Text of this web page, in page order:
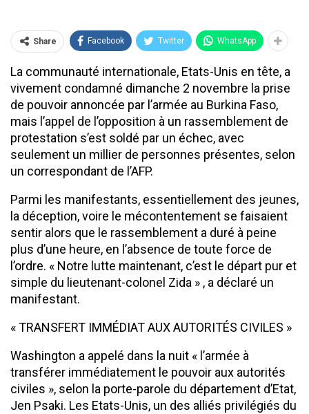
Share Facebook Twitter WhatsApp
La communauté internationale, Etats-Unis en tête, a
vivement condamné dimanche 2 novembre la prise
de pouvoir annoncée par l’armée au Burkina Faso,
mais l’appel de l’opposition à un rassemblement de
protestation s’est soldé par un échec, avec
seulement un millier de personnes présentes, selon
un correspondant de l’AFP.
Parmi les manifestants, essentiellement des jeunes,
la déception, voire le mécontentement se faisaient
sentir alors que le rassemblement a duré à peine
plus d’une heure, en l’absence de toute force de
l’ordre. « Notre lutte maintenant, c’est le départ pur et
simple du lieutenant-colonel Zida » , a déclaré un
manifestant.
« TRANSFERT IMMÉDIAT AUX AUTORITÉS CIVILES »
Washington a appelé dans la nuit « l’armée à
transférer immédiatement le pouvoir aux autorités
civiles », selon la porte-parole du département d’Etat,
Jen Psaki. Les Etats-Unis, un des alliés privilégiés du